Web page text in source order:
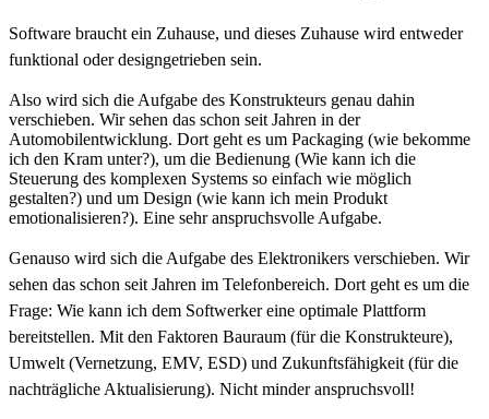
Software braucht ein Zuhause, und dieses Zuhause wird entweder
funktional oder designgetrieben sein.
Also wird sich die Aufgabe des Konstrukteurs genau dahin
verschieben. Wir sehen das schon seit Jahren in der
Automobilentwicklung. Dort geht es um Packaging (wie bekomme
ich den Kram unter?), um die Bedienung (Wie kann ich die
Steuerung des komplexen Systems so einfach wie möglich
gestalten?) und um Design (wie kann ich mein Produkt
emotionalisieren?). Eine sehr anspruchsvolle Aufgabe.
Genauso wird sich die Aufgabe des Elektronikers verschieben. Wir
sehen das schon seit Jahren im Telefonbereich. Dort geht es um die
Frage: Wie kann ich dem Softwerker eine optimale Plattform
bereitstellen. Mit den Faktoren Bauraum (für die Konstrukteure),
Umwelt (Vernetzung, EMV, ESD) und Zukunftsfähigkeit (für die
nachträgliche Aktualisierung). Nicht minder anspruchsvoll!